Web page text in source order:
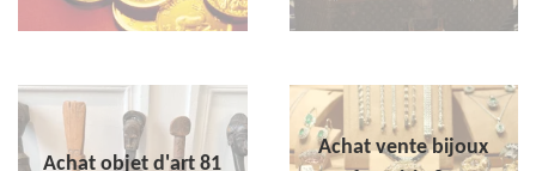
Achat objet d'art 81
Achat vente bijoux